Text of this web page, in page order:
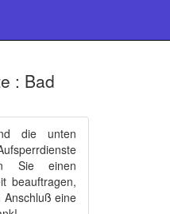
: Bad
die unten
Sie einen
beauftragen,
Anschluß eine